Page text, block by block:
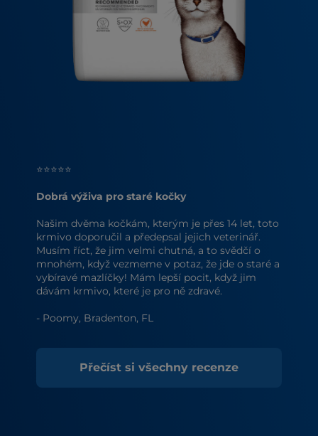
⭐⭐⭐⭐⭐
Dobrá výživa pro staré kočky
Našim dvěma kočkám, kterým je přes 14 let, toto
krmivo doporučil a předepsal jejich veterinář.
Musím říct, že jim velmi chutná, a to svědčí o
mnohém, když vezmeme v potaz, že jde o staré a
vybíravé mazlíčky! Mám lepší pocit, když jim
dávám krmivo, které je pro ně zdravé.
- Poomy, Bradenton, FL
Přečíst si všechny recenze